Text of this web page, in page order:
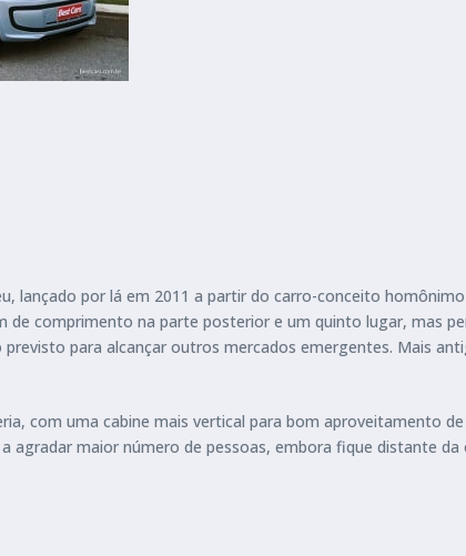
lançado por lá em 2011 a partir do carro-conceito
de comprimento na parte posterior e um quinto lugar, mas
para alcançar outros mercados emergentes. Mais
com uma cabine mais vertical para bom aproveitamento
maior número de pessoas, embora fique distante